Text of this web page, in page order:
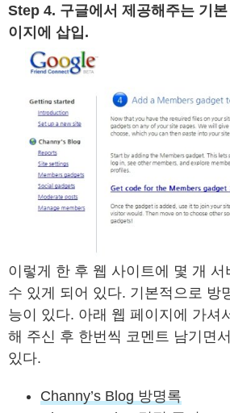
Step 4. 구글에서 제공해주는 기
이지에 삽입.
이렇게 한 후 웹 사이트에 몇 개 서
수 있게 되어 있다. 기본적으로 방
능이 있다. 아래 웹 페이지에 가셔
해 주신 후 한번씩 코멘트 남기면
있다.
Channy’s Blog 방명록